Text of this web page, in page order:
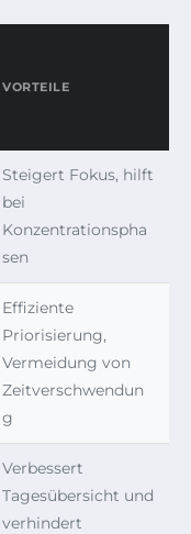
VORTEILE
Steigert Fokus, hilft
bei
Konzentrationspha
sen
Effiziente
Priorisierung,
Vermeidung von
Zeitverschwendun
g
Verbessert
Tagesübersicht und
verhindert